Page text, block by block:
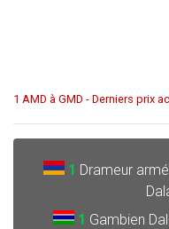
1 AMD à GMD - Derniers prix
1 Drameur
1 Gambien